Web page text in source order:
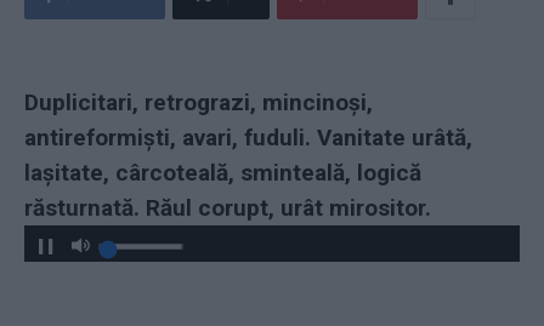
Duplicitari, retrograzi, mincinoși,
antireformiști, avari, fuduli. Vanitate urâtă,
lașitate, cârcoteală, sminteală, logică
răsturnată. Răul corupt, urât mirositor.